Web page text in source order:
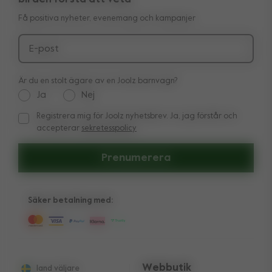
Press
Leverans & betalning
Ångerrätt
Få positiva nyheter, evenemang och kampanjer
E-post
Prenumerera
Är du en stolt ägare av en Joolz barnvagn?
Ja Nej
Registrera mig för Joolz nyhetsbrev. Ja, jag förstår och
Registrera mig för Joolz nyhetsbrev. Ja, jag förstår och
accepterar sekretesspolicy
land väljare Webbutik
Säker betalning med: